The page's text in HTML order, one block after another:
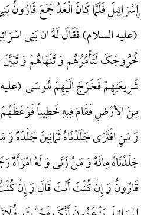
إِسْرَائِیلَ فَلَمَّا کَانَ الْغَدُ جَمَعَ
(علیه السلام) فَقَالَ لَهُ ان بَنِی
خُرُوجَکَ لَتَأْمُرُهُم وَ تَنْهَاهُمْ وَ تَبَیَّنَ
شَرِیعَتِهِمْ فَخَرَجَ الَیْهِمْ مُوسَی
مِنَ الأرْضِ فَقَامَ فِیهِ خَطِیباً
وَ مَنِ افْتَرَی جَلَدْنَاهُ ثَمَانِینَ جَلْدَهًًْ
جَلَدْنَاهُ مِائَهًًْ وَ مَنْ زَنَی وَ لَهُ امْرَأَهًٌْ
قَارُونُ وَ إِنْ کُنْتَ أَنْتَ قَالَ وَ إِنْ